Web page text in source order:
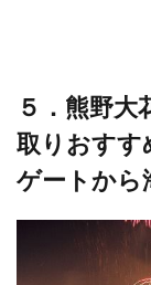
５．熊野
取りおすす
ゲートから